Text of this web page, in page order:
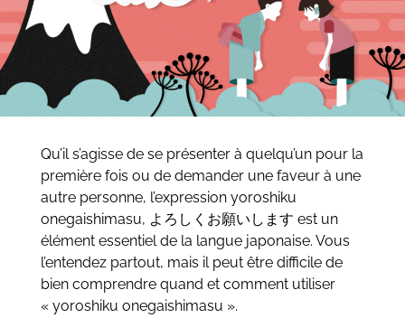
Qu’il s’agisse de se présenter à quelqu’un pour la
première fois ou de demander une faveur à une
autre personne, l’expression yoroshiku
onegaishimasu, よろしくお願いします est un
élément essentiel de la langue japonaise. Vous
l’entendez partout, mais il peut être difficile de
bien comprendre quand et comment utiliser
« yoroshiku onegaishimasu ».